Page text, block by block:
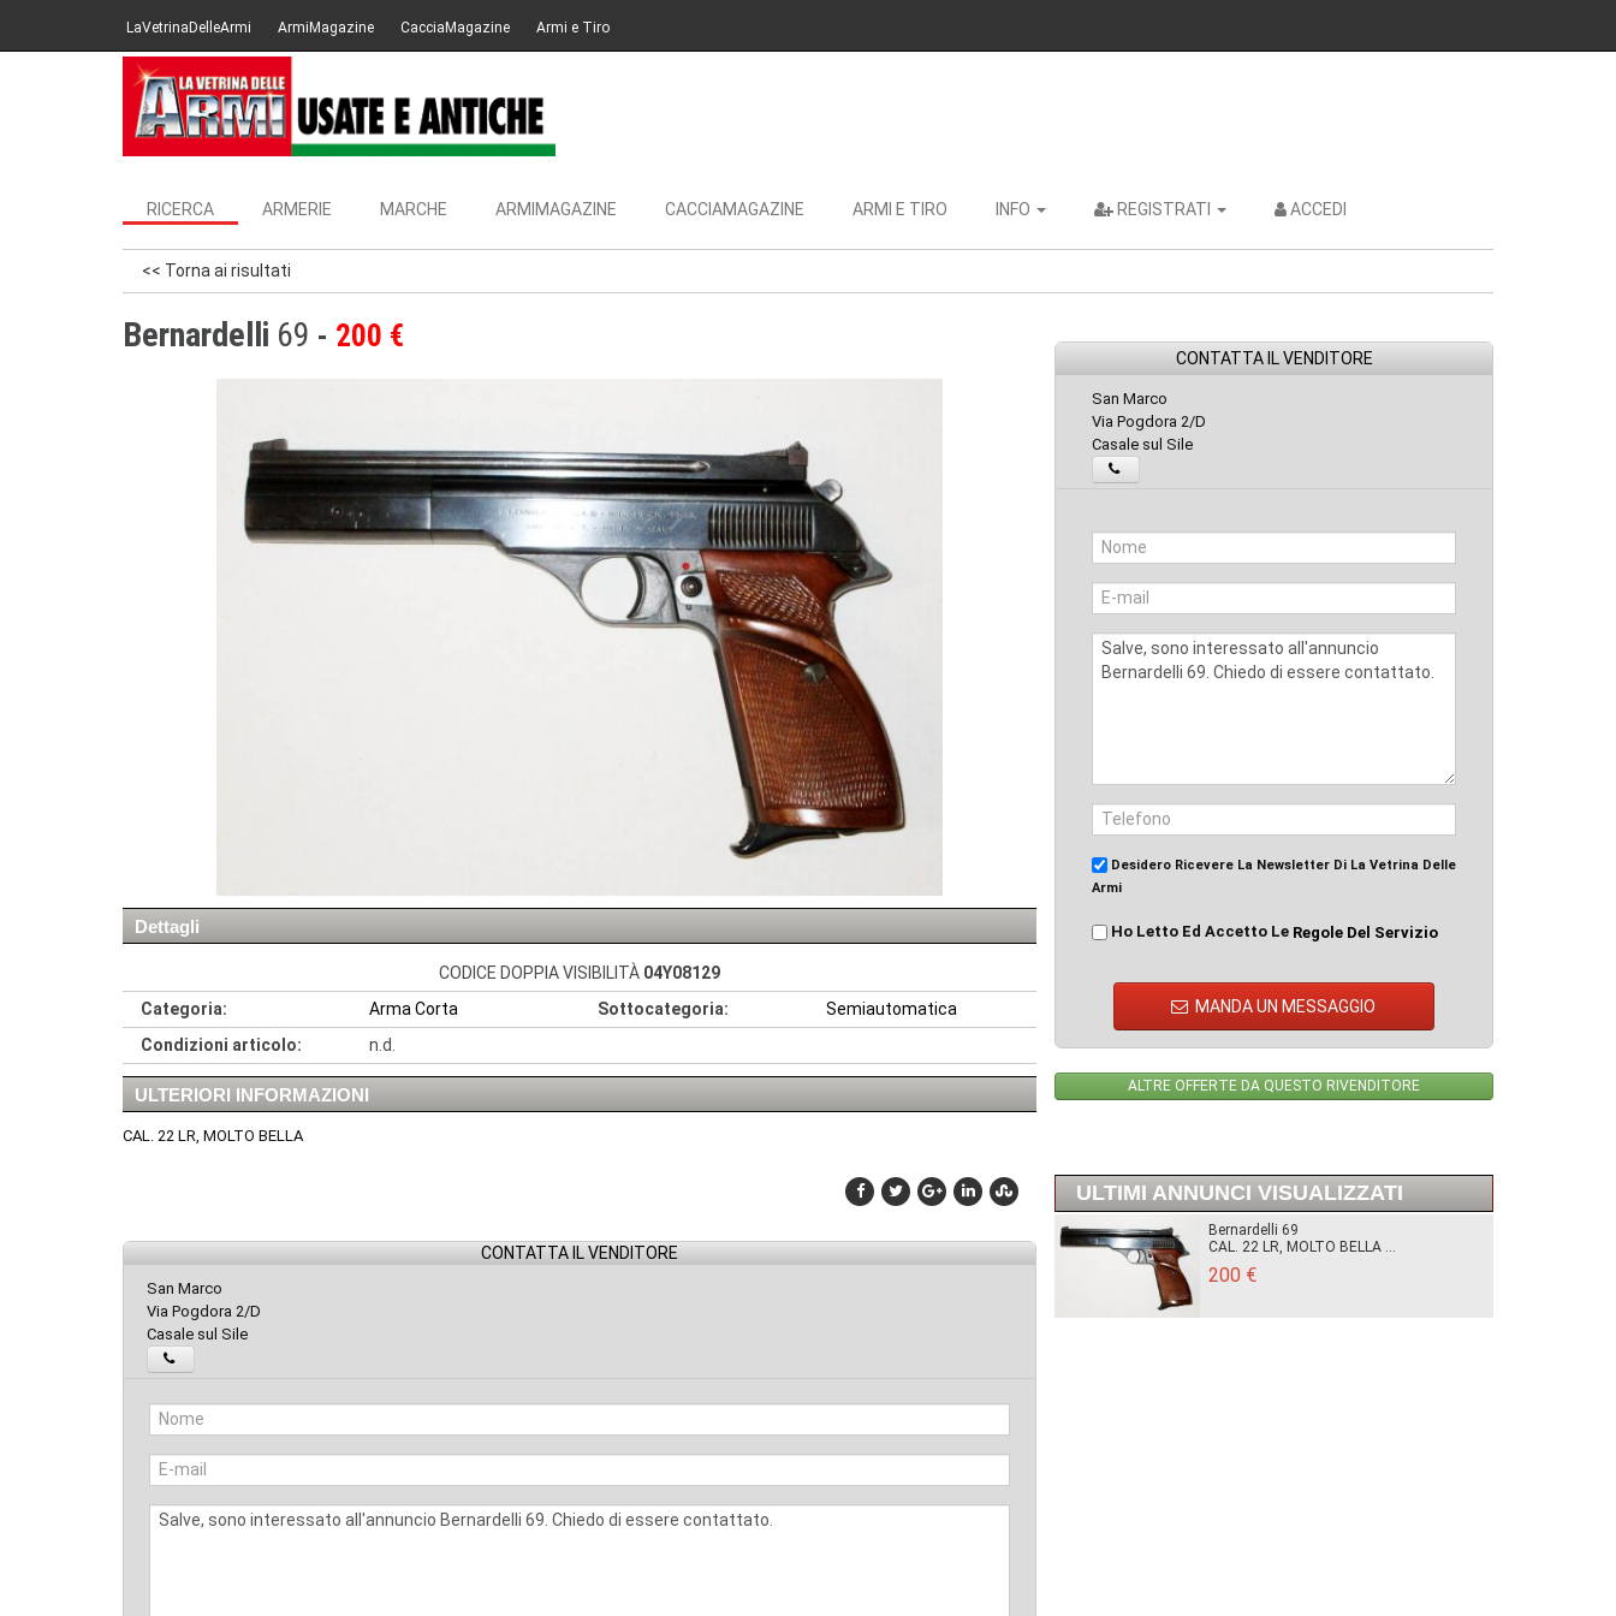
LaVetrinaDelleArmi ArmiMagazine CacciaMagazine Armi e Tiro
RICERCA ARMERIE MARCHE ARMIMAGAZINE CACCIAMAGAZINE ARMI E TIRO INFO REGISTRATI ACCEDI
<< Torna ai risultati
Bernardelli 69 200 €
Dettagli
CODICE DOPPIA VISIBILITÀ 04Y08129
Categoria:
Arma Corta Sottocategoria:
Semiautomatica
Condizioni articolo:
n.d.
ULTERIORI INFORMAZIONI
CAL. 22 LR, MOLTO BELLA
CONTATTA IL VENDITORE
San Marco
Via Pogdora 2/D
Casale sul Sile
CONTATTA IL VENDITORE
San Marco
Via Pogdora 2/D
Casale sul Sile
Desidero Ricevere La Newsletter Di La Vetrina Delle
Armi
Ho Letto Ed Accetto Le Regole Del Servizio
MANDA UN MESSAGGIO
ALTRE OFFERTE DA QUESTO RIVENDITORE
ULTIMI ANNUNCI VISUALIZZATI
Bernardelli 69
CAL. 22 LR, MOLTO BELLA ...
200 €